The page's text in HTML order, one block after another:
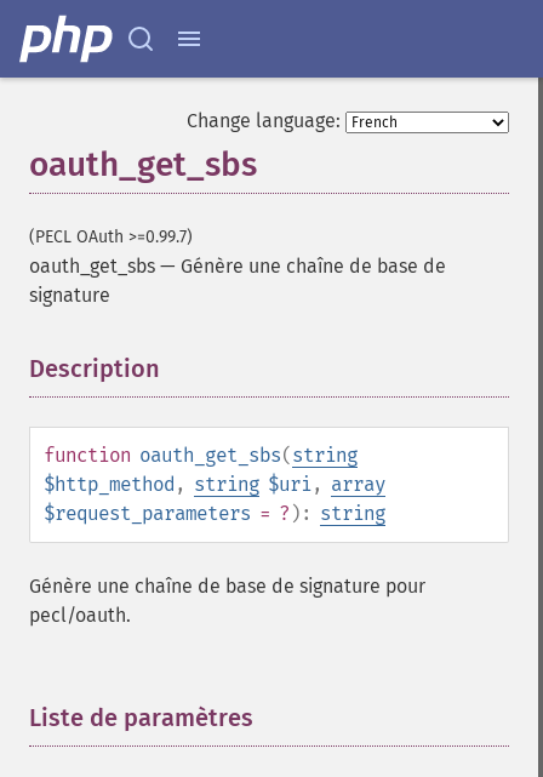
Change language:
oauth_get_sbs
(PECL OAuth >=0.99.7)
oauth_get_sbs — Génère une chaîne de base de
signature
Description
function oauth_get_sbs(string
$http_method , string $uri, array
$request_parameters = ? ): string
Génère une chaîne de base de signature pour
pecl/oauth.
Liste de paramètres